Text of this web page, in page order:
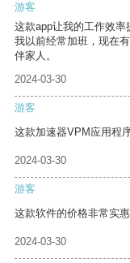
游客
这款app让我的工作效率
我以前经常加班，现在
伴家人。
2024-03-30
游客
这款加速器VPM应用程
2024-03-30
游客
这款软件的价格非常实惠
2024-03-30